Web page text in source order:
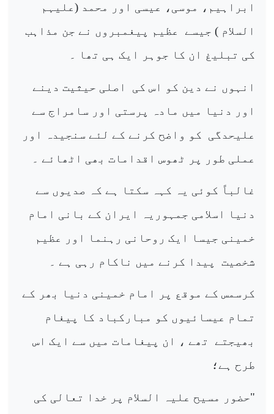
ابراہیم، موسی، عیسی اور محمد (علیہم
السلام ) جیسے
عظیم پیغمبروں نے جن مذاہب
کی تبلیغ ان کا جوہر ایک ہی تھا ۔
انہوں نے دین کو اس کی
اصلی حیثیت دینے
اور دنیا میں مادہ پرستی اور سامراج سے
علیحدگی
کو واضح کرنے کے لئے سنجیدہ اور
عملی طور پر ٹھوس اقدامات بھی اٹھائے ۔
غالباً کوئی یہ کہہ سکتا ہے کہ صدیوں سے
دنیا اسلامی جمہوریہ ایران کے بانی امام
خمینی جیسا ایک روحانی رہنما اور عظیم
شخصیت
پیدا کرنے میں ناکام رہی ہے ۔
کرسمس کے موقع پر امام خمینی دنیا بھر کے
تمام عیسائیوں کو مبارکباد کا پیغام
بھیجتے
تھے ، ان پیغامات میں سے ایک اس
طرح ہے؛
"حضور مسیح علیہ السلام پر خدا تعالی کی